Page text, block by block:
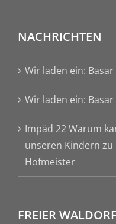
NACHRICHTEN
Wir laden ein:
Wir laden ein:
Impäd 22 Warum
unseren Kindern zu
Hofmeister
FREIER